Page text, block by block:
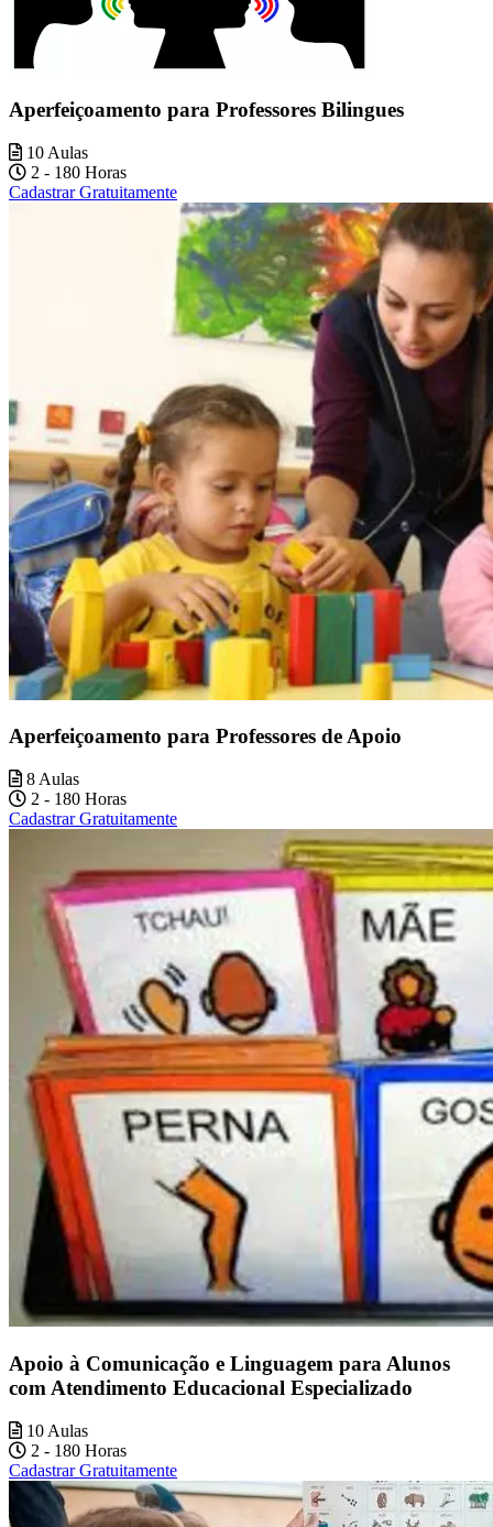
Aperfeiçoamento para Professores Bilingues
10 Aulas
2 - 180 Horas
Cadastrar Gratuitamente
Aperfeiçoamento para Professores de Apoio
8 Aulas
2 - 180 Horas
Cadastrar Gratuitamente
Apoio à Comunicação e Linguagem para Alunos
com Atendimento Educacional Especializado
10 Aulas
2 - 180 Horas
Cadastrar Gratuitamente